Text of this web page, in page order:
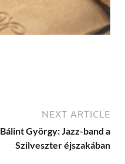
NEXT ARTICLE
Bálint György: Jazz-band a
Szilveszter éjszakában